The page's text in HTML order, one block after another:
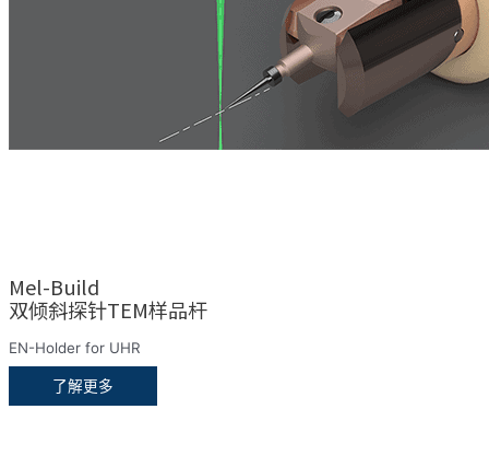
Mel-Build
双倾斜探针TEM样品杆
EN-Holder for UHR
了解更多